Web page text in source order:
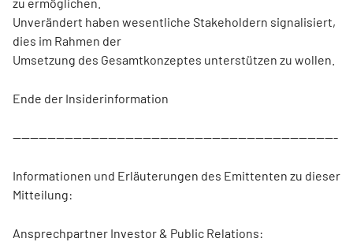
Unverändert haben wesentliche Stakeholdern signalisiert,
dies im Rahmen der
Umsetzung des Gesamtkonzeptes unterstützen zu wollen.
Ende der Insiderinformation
---------------------------------------------------------------------------
Informationen und Erläuterungen des Emittenten zu dieser
Mitteilung:
Ansprechpartner Investor & Public Relations: